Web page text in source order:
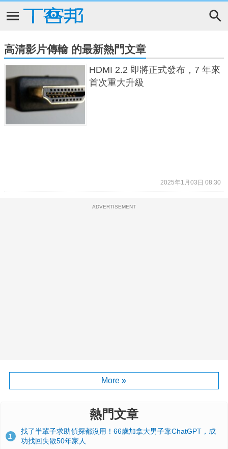
高清影片傳輸 的最新熱門文章
HDMI 2.2 即將正式發布，7 年來
首次重大升級
2025年1月03日 08:30
ADVERTISEMENT
More »
熱門文章
1
找了半輩子求助偵探都沒用！66歲加拿大男子靠ChatGPT，成
功找回失散50年家人